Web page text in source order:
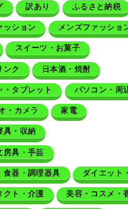
訳あり ふるさと納税
ッション メンズファッショ
スイーツ・お菓子
ンク 日本酒・焼酎
・タブレット パソコン・周
・カメラ 家電
具・収納
房具・手芸
食器・調理器具 ダイエット
クト・介護 美容・コスメ・